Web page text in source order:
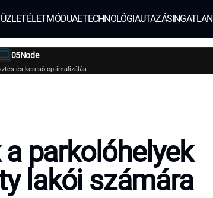
ÜZLETÉLETMÓDUAETECHNOLÓGIAUTAZÁSINGATLAN
05Node
és kereső optimalizálás
parkolóhelyek
lakói számára